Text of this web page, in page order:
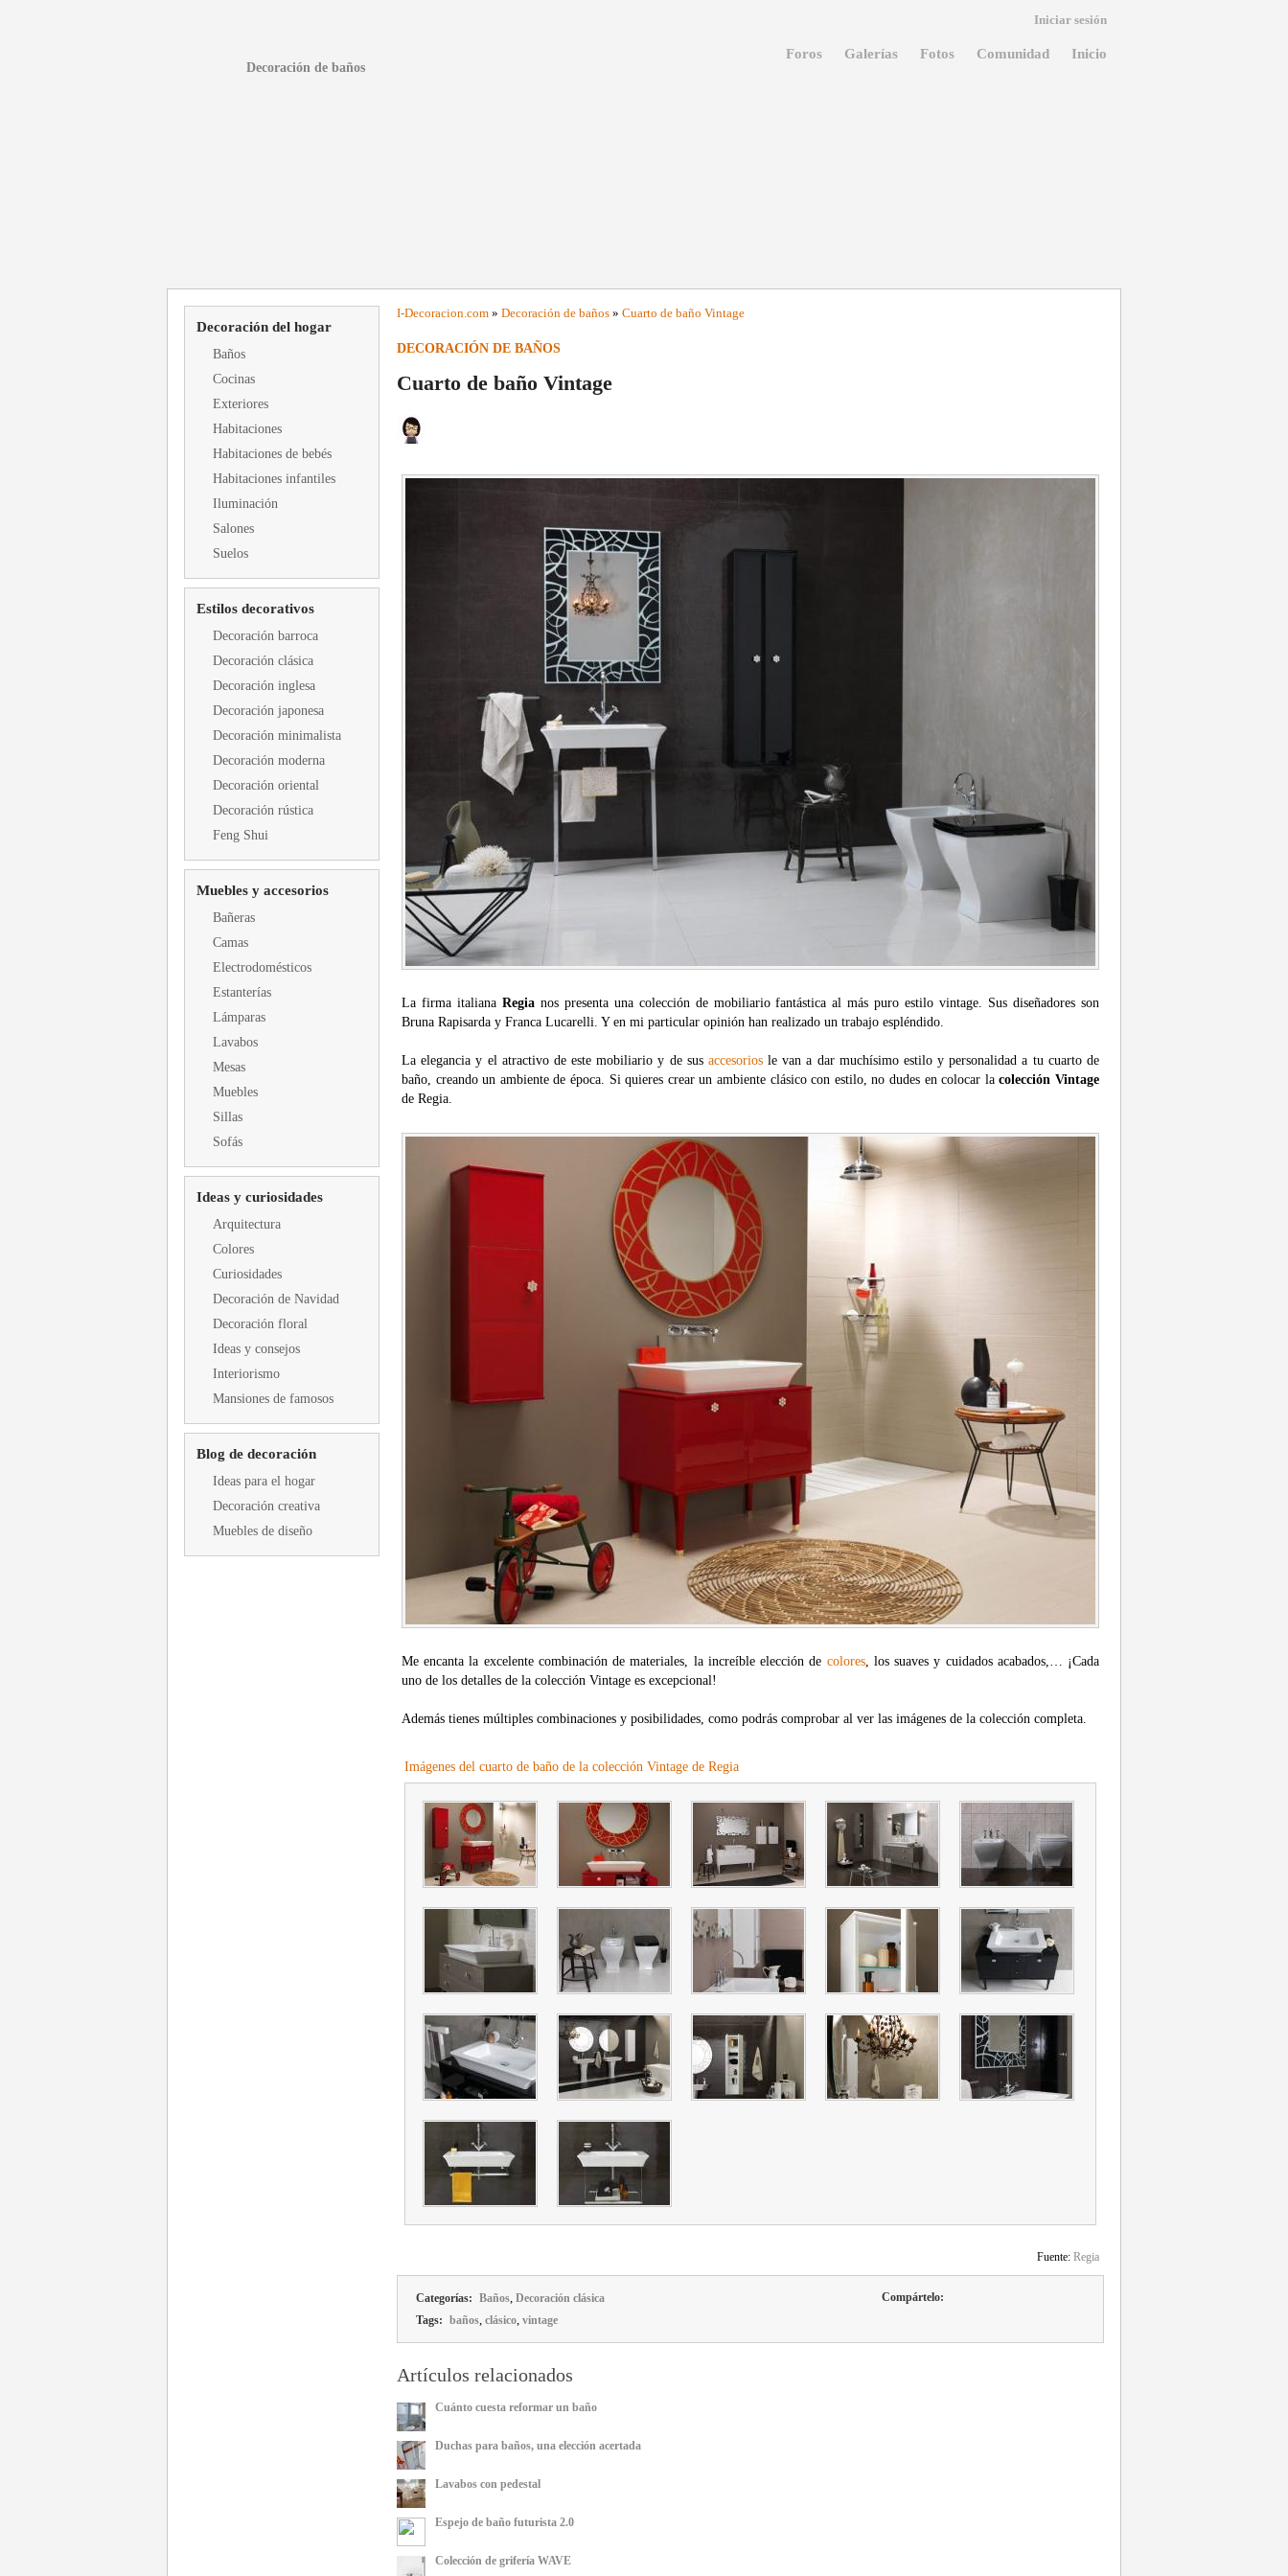
Decoración de baños
Iniciar sesión
Foros Galerías Fotos Comunidad Inicio
Decoración del hogar
Baños
Cocinas
Exteriores
Habitaciones
Habitaciones de bebés
Habitaciones infantiles
Iluminación
Salones
Suelos
Estilos decorativos
Decoración barroca
Decoración clásica
Decoración inglesa
Decoración japonesa
Decoración minimalista
Decoración moderna
Decoración oriental
Decoración rústica
Feng Shui
Muebles y accesorios
Bañeras
Camas
Electrodomésticos
Estanterías
Lámparas
Lavabos
Mesas
Muebles
Sillas
Sofás
Ideas y curiosidades
Arquitectura
Colores
Curiosidades
Decoración de Navidad
Decoración floral
Ideas y consejos
Interiorismo
Mansiones de famosos
Blog de decoración
Ideas para el hogar
Decoración creativa
Muebles de diseño
I-Decoracion.com » Decoración de baños » Cuarto de baño Vintage
DECORACIÓN DE BAÑOS
Cuarto de baño Vintage
La firma italiana Regianos presenta una colección de mobiliario fantástica al más puro estilo vintage. Sus diseñadores son
Bruna Rapisarda y Franca Lucarelli. Y en mi particular opinión han realizado un trabajo espléndido.
La elegancia y el atractivo de este mobiliario y de sus accesoriosle van a dar muchísimo estilo y personalidad a tu cuarto de
baño, creando un ambiente de época. Si quieres crear un ambiente clásico con estilo, no dudes en colocar lacolección Vintage
de Regia.
Me encanta la excelente combinación de materiales, la increíble elección de colores, los suaves y cuidados acabados,… ¡Cada
uno de los detalles de la colección Vintage es excepcional!
Además tienes múltiples combinaciones y posibilidades, como podrás comprobar al ver las imágenes de la colección completa.
Imágenes del cuarto de baño de la colección Vintage de Regia
Fuente: Regia
Categorías: Baños, Decoración clásica
Compártelo:
Tags: baños, clásico, vintage
Artículos relacionados
Cuánto cuesta reformar un baño
Duchas para baños, una elección acertada
Lavabos con pedestal
Espejo de baño futurista 2.0
Colección de grifería WAVE